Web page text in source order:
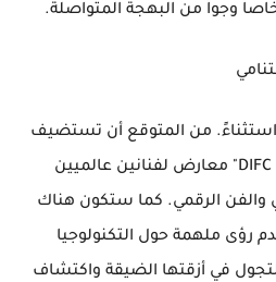
وجواً من البهجة المتواصلة.
مزدهراً في المنطقة، ومايو 2025 لن يكون استثناءً. من المتوقع أن تستضيف
صالات العرض المرموقة في "Alserkal Avenue" ومنطقة "DIFC Gate Village" معارض لفنانين عالميين
والفن الرقمي. كما ستكون هناك
رؤى ملهمة حول التكنولوجيا
في أزقتها الضيقة واكتشاف